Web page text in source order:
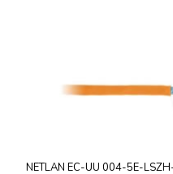
NETLAN EC-UU 004-5E-